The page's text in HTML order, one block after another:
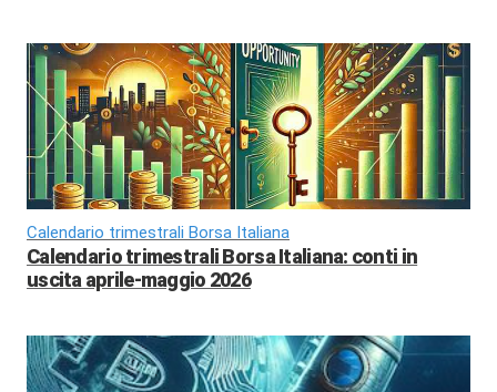
Calendario trimestrali Borsa Italiana
Calendario trimestrali Borsa Italiana: conti in
uscita aprile-maggio 2026